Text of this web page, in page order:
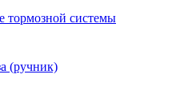
тормозной системы
(ручник)